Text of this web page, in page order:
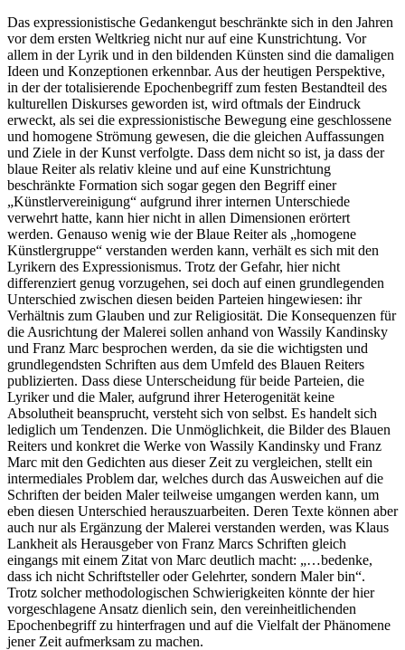
Das expressionistische Gedankengut beschränkte sich in den Jahren
vor dem ersten Weltkrieg nicht nur auf eine Kunstrichtung. Vor
allem in der Lyrik und in den bildenden Künsten sind die damaligen
Ideen und Konzeptionen erkennbar. Aus der heutigen Perspektive,
in der der totalisierende Epochenbegriff zum festen Bestandteil des
kulturellen Diskurses geworden ist, wird oftmals der Eindruck
erweckt, als sei die expressionistische Bewegung eine geschlossene
und homogene Strömung gewesen, die die gleichen Auffassungen
und Ziele in der Kunst verfolgte. Dass dem nicht so ist, ja dass der
blaue Reiter als relativ kleine und auf eine Kunstrichtung
beschränkte Formation sich sogar gegen den Begriff einer
„Künstlervereinigung“ aufgrund ihrer internen Unterschiede
verwehrt hatte, kann hier nicht in allen Dimensionen erörtert
werden. Genauso wenig wie der Blaue Reiter als „homogene
Künstlergruppe“ verstanden werden kann, verhält es sich mit den
Lyrikern des Expressionismus. Trotz der Gefahr, hier nicht
differenziert genug vorzugehen, sei doch auf einen grundlegenden
Unterschied zwischen diesen beiden Parteien hingewiesen: ihr
Verhältnis zum Glauben und zur Religiosität. Die Konsequenzen für
die Ausrichtung der Malerei sollen anhand von Wassily Kandinsky
und Franz Marc besprochen werden, da sie die wichtigsten und
grundlegendsten Schriften aus dem Umfeld des Blauen Reiters
publizierten. Dass diese Unterscheidung für beide Parteien, die
Lyriker und die Maler, aufgrund ihrer Heterogenität keine
Absolutheit beansprucht, versteht sich von selbst. Es handelt sich
lediglich um Tendenzen. Die Unmöglichkeit, die Bilder des Blauen
Reiters und konkret die Werke von Wassily Kandinsky und Franz
Marc mit den Gedichten aus dieser Zeit zu vergleichen, stellt ein
intermediales Problem dar, welches durch das Ausweichen auf die
Schriften der beiden Maler teilweise umgangen werden kann, um
eben diesen Unterschied herauszuarbeiten. Deren Texte können aber
auch nur als Ergänzung der Malerei verstanden werden, was Klaus
Lankheit als Herausgeber von Franz Marcs Schriften gleich
eingangs mit einem Zitat von Marc deutlich macht: „…bedenke,
dass ich nicht Schriftsteller oder Gelehrter, sondern Maler bin“.
Trotz solcher methodologischen Schwierigkeiten könnte der hier
vorgeschlagene Ansatz dienlich sein, den vereinheitlichenden
Epochenbegriff zu hinterfragen und auf die Vielfalt der Phänomene
jener Zeit aufmerksam zu machen.